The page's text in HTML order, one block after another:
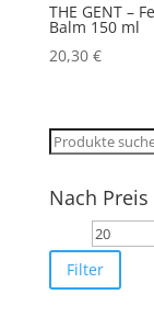
THE GENT –
Balm 150 ml
20,30 €
Suchen
Nach
Min.
Preis
Filter